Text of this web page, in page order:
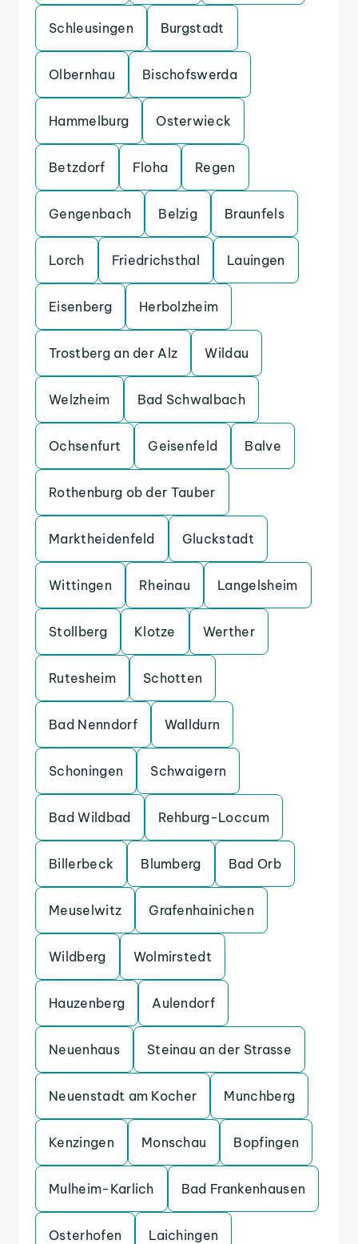
Schleusingen Burgstadt
Olbernhau Bischofswerda
Hammelburg Osterwieck
Betzdorf Floha Regen
Gengenbach Belzig Braunfels
Lorch Friedrichsthal Lauingen
Eisenberg Herbolzheim
Trostberg an der Alz Wildau
Welzheim Bad Schwalbach
Ochsenfurt Geisenfeld Balve
Rothenburg ob der Tauber
Marktheidenfeld Gluckstadt
Wittingen Rheinau Langelsheim
Stollberg Klotze Werther
Rutesheim Schotten
Bad Nenndorf Walldurn
Schoningen Schwaigern
Bad Wildbad Rehburg-Loccum
Billerbeck Blumberg Bad Orb
Meuselwitz Grafenhainichen
Wildberg Wolmirstedt
Hauzenberg Aulendorf
Neuenhaus Steinau an der Strasse
Neuenstadt am Kocher Munchberg
Kenzingen Monschau Bopfingen
Mulheim-Karlich Bad Frankenhausen
Osterhofen Laichingen